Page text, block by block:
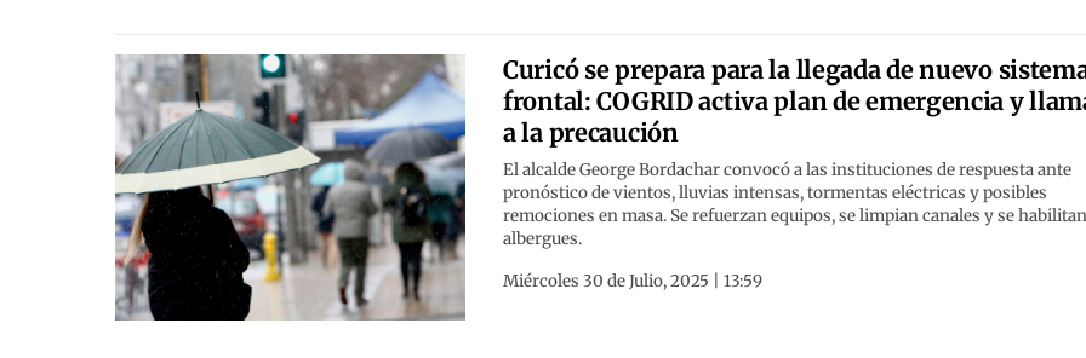
Curicó se prepara para la llegada de nuevo
frontal: COGRID activa plan de emergencia y
a la precaución
El alcalde George Bordachar convocó a las instituciones de respuesta ante
pronóstico de vientos, lluvias intensas, tormentas eléctricas y posibles
remociones en masa. Se refuerzan equipos, se limpian canales y se habilitan
albergues.
Miércoles 30 de Julio, 2025 | 13:59